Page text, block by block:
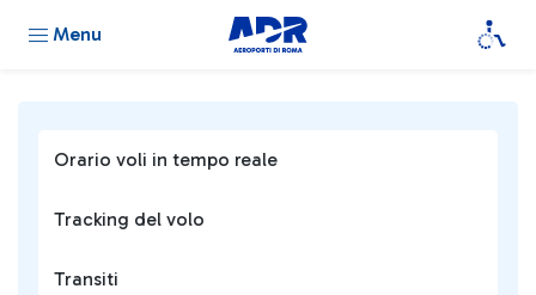
Menu
Orario voli in tempo reale
Tracking del volo
Transiti